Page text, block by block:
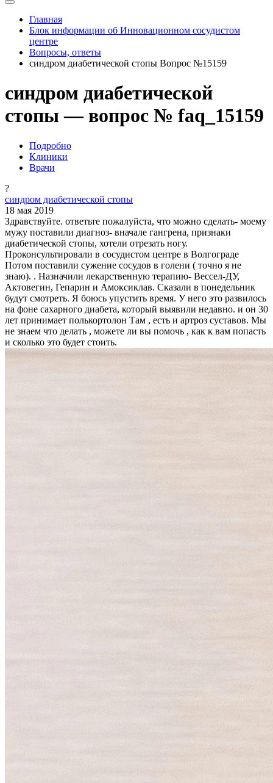
Главная
Блок информации об Инновационном сосудистом
центре
Вопросы, ответы
синдром диабетической стопы Вопрос №15159
синдром диабетической
стопы — вопрос № faq_15159
Подробно
Клиники
Врачи
?
синдром диабетической стопы
18 мая 2019
Здравствуйте. ответьте пожалуйста, что можно сделать- моему
мужу поставили диагноз- вначале гангрена, признаки
диабетической стопы, хотели отрезать ногу.
Проконсультировали в сосудистом центре в Волгограде
Потом поставили сужение сосудов в голени ( точно я не
знаю). . Назначили лекарственную терапию- Вессел-ДУ,
Актовегин, Гепарин и Амоксиклав. Сказали в понедельник
будут смотреть. Я боюсь упустить время. У него это развилось
на фоне сахарного диабета, который выявили недавно. и он 30
лет принимает полькортолон Там , есть и артроз суставов. Мы
не знаем что делать , можете ли вы помочь , как к вам попасть
и сколько это будет стоить.